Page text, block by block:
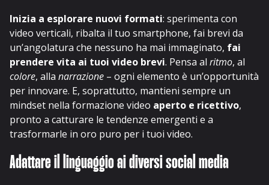
Inizia a esplorare nuovi formati: sperimenta con
video verticali, ribalta il tuo smartphone, fai brevi da
un’angolatura che nessuno ha mai immaginato, fai
prendere vita ai tuoi video brevi. Pensa al ritmo, al
colore, alla narrazione – ogni elemento è un’opportunità
per innovare. E, soprattutto, mantieni sempre un
mindset nella formazione video aperto e ricettivo,
pronto a catturare le tendenze emergenti e a
trasformarle in oro puro per i tuoi video.
Adattare il linguaggio ai diversi social media